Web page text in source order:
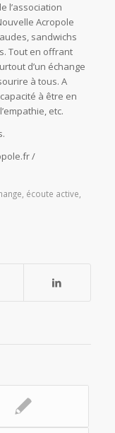
l’association
Acropole
sandwichs
Tout en offrant
d’un échange
à tous. A
à être en
etc.
/
écoute active